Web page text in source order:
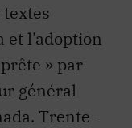
l’adoption
» par
général
Trente-